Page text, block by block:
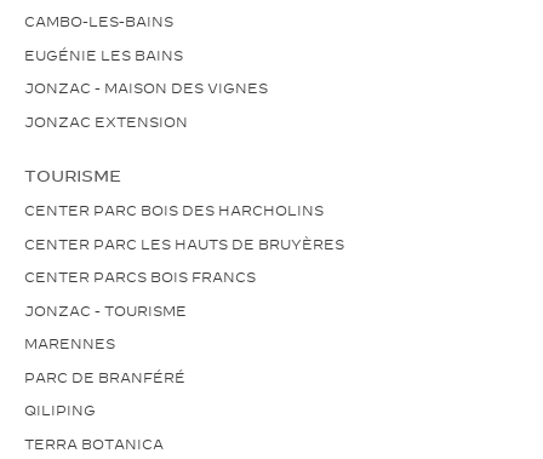
CAMBO-LES-BAINS
EUGÉNIE LES BAINS
JONZAC - MAISON DES VIGNES
JONZAC EXTENSION
TOURISME
CENTER PARC BOIS DES HARCHOLINS
CENTER PARC LES HAUTS DE BRUYÈRES
CENTER PARCS BOIS FRANCS
JONZAC - TOURISME
MARENNES
PARC DE BRANFÉRÉ
QILIPING
TERRA BOTANICA